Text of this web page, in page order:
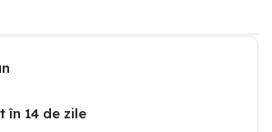
în 14 de zile